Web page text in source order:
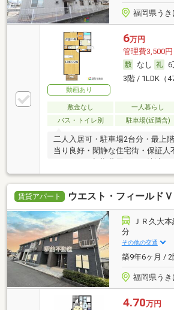
福岡県うき
動画あり
6万円
管理費3,500円
なし
6
3階 / 1LDK（
敷金なし 一人暮らし
バス・トイレ別
駐車場(近隣含)
二人入居可・駐車場2台分・最上
当り良好・閑静な住宅街・保証人
賃貸アパート ウエスト・フィールドＶ
ＪＲ久大
分
その他の交通
築9年6ヶ月 / 2
福岡県う
4.70万円